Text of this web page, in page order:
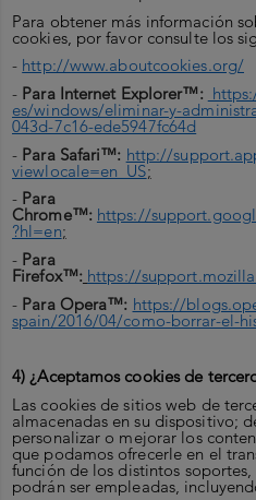
Para obtener más información
cookies, por favor consulte los
- http://www.aboutcookies.org/
- Para Internet Explorer™:
es/windows/eliminar-y-
043d-7c16-ede5947fc64d
- Para Safari™: http://
viewlocale=en_US;
- Para
Chrome™: https://
?hl=en;
- Para
Firefox™: https://
- Para Opera™: https://
spain/2016/04/como-borrar-el-
4) ¿Aceptamos cookies de
Las cookies de sitios web de
almacenadas en su dispositivo;
personalizar o mejorar los
que podamos ofrecerle en el
función de los distintos
podrán ser empleadas,